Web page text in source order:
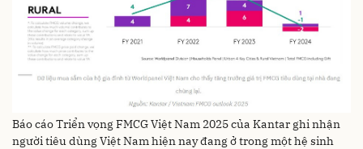
Báo cáo Triển vọng FMCG Việt Nam 2025 của Kantar ghi nhận
người tiêu dùng Việt Nam hiện nay đang ở trong một hệ sinh